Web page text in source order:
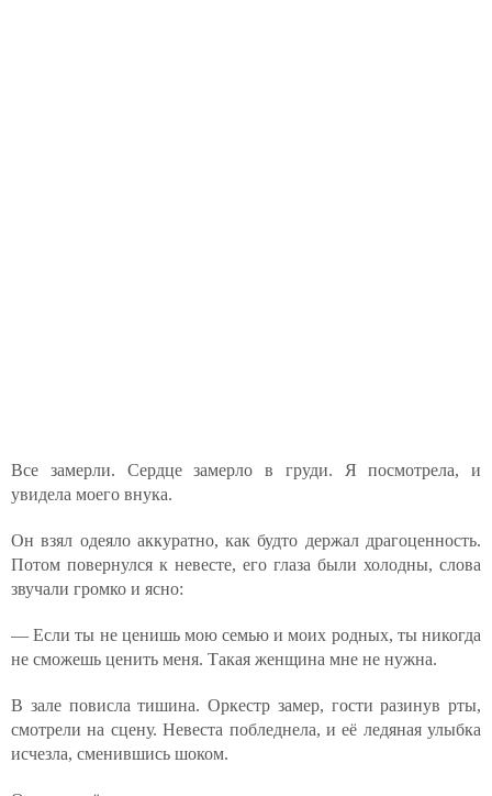
Все замерли. Сердце замерло в груди. Я посмотрела, и
увидела моего внука.
Он взял одеяло аккуратно, как будто держал драгоценность.
Потом повернулся к невесте, его глаза были холодны, слова
звучали громко и ясно:
— Если ты не ценишь мою семью и моих родных, ты никогда
не сможешь ценить меня. Такая женщина мне не нужна.
В зале повисла тишина. Оркестр замер, гости разинув рты,
смотрели на сцену. Невеста побледнела, и её ледяная улыбка
исчезла, сменившись шоком.